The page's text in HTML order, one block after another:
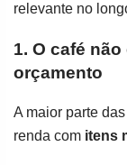
relevante no
1. O café
orçamento
A maior parte
renda com itens